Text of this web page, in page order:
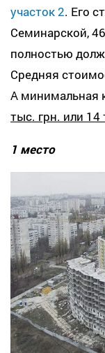
участок 2. Его
Семинарской,
полностью
Средняя
А минимальная
тыс. грн. или 14
1 место